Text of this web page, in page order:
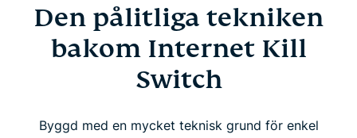
Den pålitliga tekniken
bakom Internet Kill
Switch
Byggd med en mycket teknisk grund för enkel